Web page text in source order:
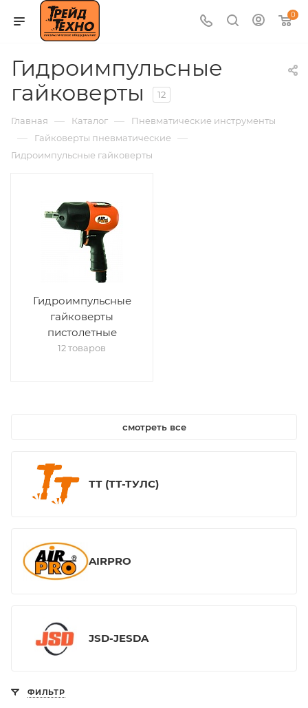
0
Гидроимпульсные
гайковерты
12
Главная — Каталог — Пневматические инструменты
— Гайковерты пневматические —
Гидроимпульсные гайковерты
Гидроимпульсные
гайковерты
пистолетные
12 товаров
смотреть все
ТТ (ТТ-ТУЛС)
AIRPRO
JSD-JESDA
ФИЛЬТР